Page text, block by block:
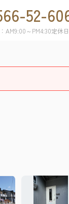
52-
AM9:00～PM4:30定休